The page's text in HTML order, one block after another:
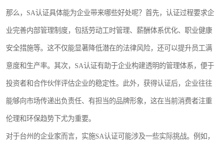
那么，SA认证具体能为企业带来哪些好处呢？首先，认证过程要求企
业完善内部管理制度，包括劳动工时管理、薪酬体系优化、职业健康
安全措施等。这不仅能显著降低潜在的法律风险，还可以提升员工满
意度和生产率。其次，SA认证有助于企业构建透明的管理体系，便于
投资者和合作伙伴评估企业的稳定性。此外，获得认证后，企业往往
能够向市场传递出负责任、有担当的品牌形象，这在当前消费者注重
伦理和环保趋势下尤为重要。
对于台州的企业家而言，实施SA认证可能涉及一些实际挑战。例如，